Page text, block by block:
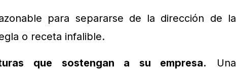
para separarse de la dirección de la
o receta infalible.
que sostengan a su empresa. Una